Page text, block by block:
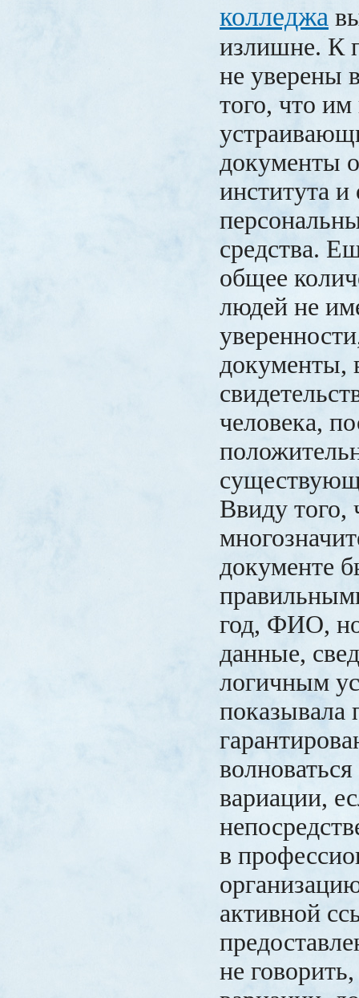
колледжа
излишне. К
не уверены
того, что им
документы
института и
средства.
общее
людей не
документы,
человека,
Ввиду того,
документе
год, ФИО,
данные,
логичным
показывала
вариации,
в
активной
не